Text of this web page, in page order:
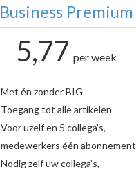
Business Premium
5,77 per week
Met én zonder BIG
Toegang tot alle artikelen
Voor uzelf en 5 collega’s,
medewerkers één abonnement
Nodig zelf uw collega’s,